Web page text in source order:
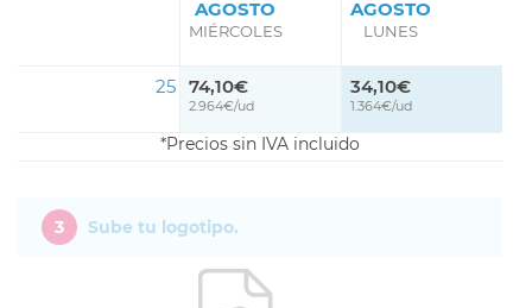
AGOSTO
MIÉRCOLES
AGOSTO
LUNES
25 74,10€
2.964€/ud
34,10€
1.364€/ud
Precios sin IVA incluido
3 Sube tu logotipo.